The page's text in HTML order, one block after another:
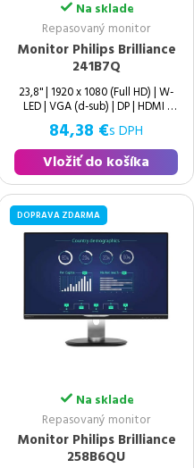
Na sklade
Repasovaný monitor
Monitor Philips Brilliance
241B7Q
23,8" | 1920 x 1080 (Full HD) | W-
LED | VGA (d-sub) | DP | HDMI |
USB 3.0 | Speakers | 16:9 | Výborný
84,38 €s DPH
Vložiť do košíka
DOPRAVA ZDARMA
Na sklade
Repasovaný monitor
Monitor Philips Brilliance
258B6QU